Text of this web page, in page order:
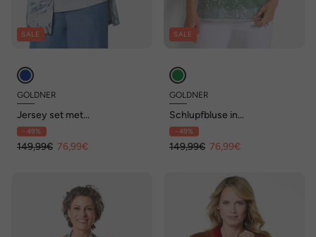
SALE
GOLDNER
Jersey set met
glittersteentjes
- 49%
149,99€ 76,99€
SALE
GOLDNER
Schlupfbluse in
schimmerndem Design
- 49%
149,99€ 76,99€